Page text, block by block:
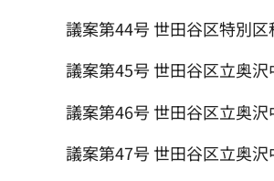
議案第44号 世田谷区特別
議案第45号 世田谷区立奥
議案第46号 世田谷区立奥
議案第47号 世田谷区立奥